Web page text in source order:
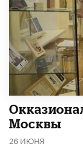
Москвы
26 ИЮНЯ